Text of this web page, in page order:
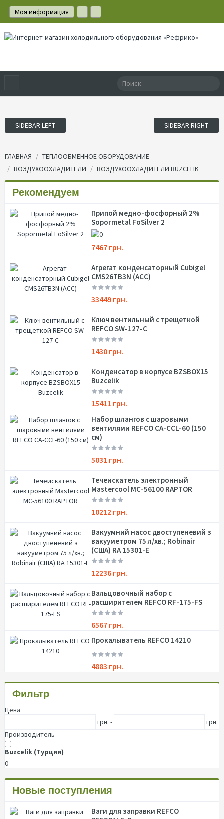
Моя информация
SIDEBAR LEFT SIDEBAR RIGHT
ГЛАВНАЯ
ТЕПЛООБМЕННОЕ ОБОРУДОВАНИЕ
ВОЗДУХООХЛАДИТЕЛИ
ВОЗДУХООХЛАДИТЕЛИ BUZCELIK
Рекомендуем
Припой медно-фосфорный 2%
Sopormetal FoSilver 2
7467 грн.
Агрегат конденсаторный Cubigel
CMS26TB3N (ACC)
33449 грн.
Ключ вентильный с трещеткой
REFCO SW-127-C
1430 грн.
Конденсатор в корпусе BZSBOX15
Buzcelik
15411 грн.
Набор шлангов с шаровыми
вентилями REFCO CA-CCL-60 (150
см)
5031 грн.
Течеискатель электронный
Mastercool MC-56100 RAPTOR
10212 грн.
Вакуумний насос двоступеневий з
вакууметром 75 л/хв.; Robinair
(США) RA 15301-E
12236 грн.
Вальцовочный набор с
расширителем REFCO RF-175-FS
6567 грн.
Прокалыватель REFCO 14210
4883 грн.
Фильтр
Цена
грн. -
грн.
Производитель
Buzcelik (Турция)
0
Новые поступления
Ваги для заправки REFCO